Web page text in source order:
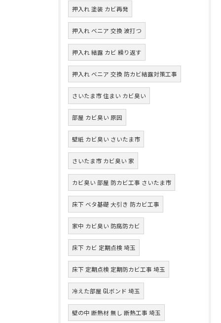
押入れ 塗装 カビ再発
押入れ ベニア 交換 波打つ
押入れ 結露 カビ 繰り返す
押入れ ベニア 交換 防カビ結露対策工事
さいたま市 住まい カビ臭い
部屋 カビ臭い 原因
壁紙 カビ臭い さいたま市
さいたま市 カビ臭い 家
カビ臭い 部屋 防カビ工事 さいたま市
床下 ベタ基礎 大引き 防カビ工事
家中 カビ臭い 防腐防カビ
床下 カビ 定期点検 埼玉
床下 定期点検 定期防カビ工事 埼玉
冷えた部屋 GLボンド 埼玉
壁の中 断熱材 無し 断熱工事 埼玉